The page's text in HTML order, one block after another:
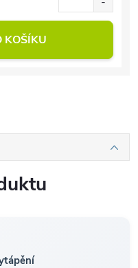
KOŠÍKU